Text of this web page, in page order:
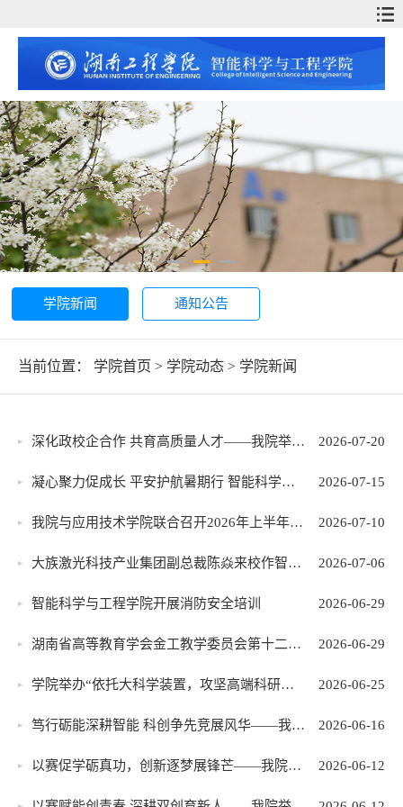
学院新闻 通知公告
当前位置： 学院首页 > 学院动态 > 学院新闻
2026-07-20
深化政校企合作 共育高质量人才——我院举办政校...
2026-07-15
凝心聚力促成长 平安护航暑期行 智能科学与工程...
2026-07-10
我院与应用技术学院联合召开2026年上半年统战工...
2026-07-06
大族激光科技产业集团副总裁陈焱来校作智能制造...
2026-06-29
智能科学与工程学院开展消防安全培训
2026-06-29
湖南省高等教育学会金工教学委员会第十二届理事...
2026-06-25
学院举办“依托大科学装置，攻坚高端科研仪器”...
2026-06-16
笃行砺能深耕智能 科创争先竞展风华——我院学子...
2026-06-12
以赛促学砺真功，创新逐梦展锋芒——我院学子在...